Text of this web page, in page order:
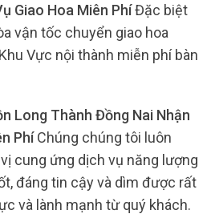
Giao Hoa Miên PhíĐặc biệt
vận tốc chuyển giao hoa
Vực nội thành miễn phí bàn
Long Thành Đồng Nai Nhận
PhíChúng chúng tôi luôn
cung ứng dịch vụ năng lượng
đáng tin cậy và dìm được rất
và lành mạnh từ quý khách.